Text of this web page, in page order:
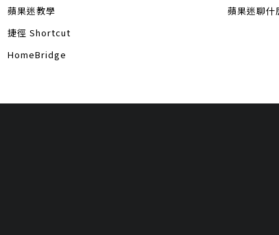
蘋果迷教學
捷徑 Shortcut
HomeBridge
蘋果迷聊什